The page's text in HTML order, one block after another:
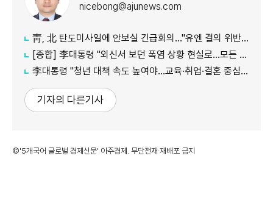
nicebong@ajunews.com
靑, 北 탄도미사일에 안보실 긴급회의…"유엔 결의 위반, 즉각 중단 촉구"
[종합] 李대통령 "외신서 보던 폭염 상황 현실로…모든 행정력 총동원하라"
李대통령 "청년 대책 속도 높여야…교육·취업·결혼 중심 정책 재편"
기자의 다른기사
©'5개국어 글로벌 경제신문' 아주경제. 무단전재·재배포 금지